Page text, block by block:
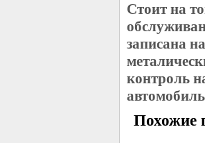
Стоит на
записана
контроль
Похожие